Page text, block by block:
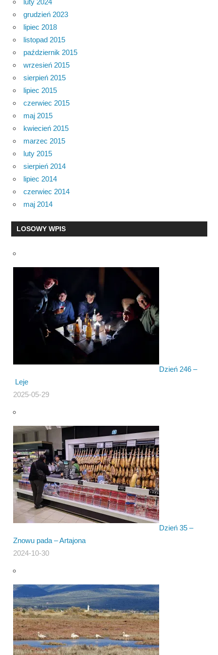
luty 2024
grudzień 2023
lipiec 2018
listopad 2015
październik 2015
wrzesień 2015
sierpień 2015
lipiec 2015
czerwiec 2015
maj 2015
kwiecień 2015
marzec 2015
luty 2015
sierpień 2014
lipiec 2014
czerwiec 2014
maj 2014
LOSOWY WPIS
Dzień 246 –
Leje
2025-05-29
Dzień 35 –
Znowu pada – Artajona
2024-10-30